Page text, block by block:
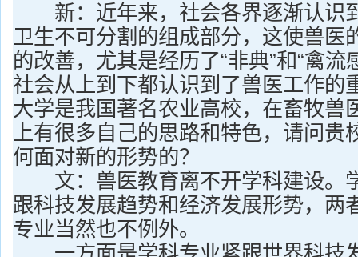
新：近年来，社会各界逐渐认识
卫生不可分割的组成部分，这使兽医
的改善，尤其是经历了“非典”和“禽流
社会从上到下都认识到了兽医工作的
大学是我国著名农业高校，在畜牧兽
上有很多自己的思路和特色，请问贵
何面对新的形势的？
文：兽医教育离不开学科建设。
跟科技发展趋势和经济发展形势，两
专业当然也不例外。